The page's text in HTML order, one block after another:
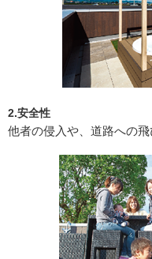
2.安全性
他者の侵入や、道路への飛